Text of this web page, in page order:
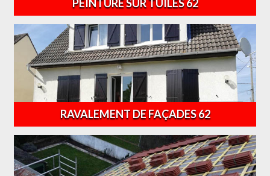
PEINTURE SUR TUILES 62
RAVALEMENT DE FAÇADES 62